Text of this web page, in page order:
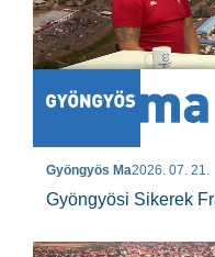
Gyöngyös Ma2026. 07. 21.
Gyöngyösi Sikerek